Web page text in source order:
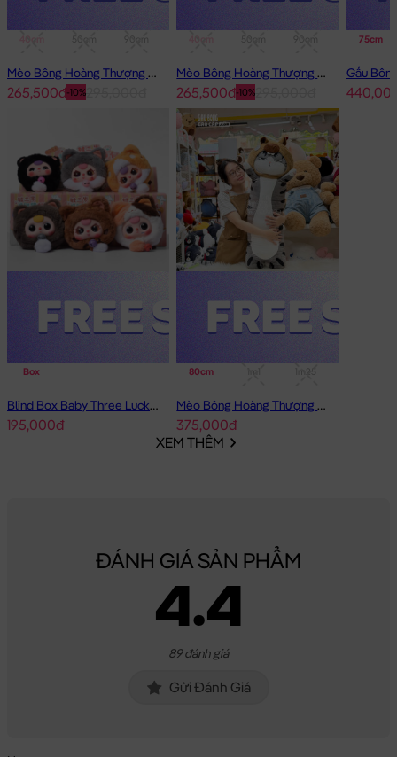
Meo Bông Mèo Mun đen Baby
Meo Bông Mèo Mun đen Baby đang nằm trong danh sách
những sản phẩmGấu Bông Mèo Bông BÁN CHẠY và đang
được các bạn trẻ YÊU THÍCH NHẤT.
Meo Bông Mèo Mun đen Babyđược thiết kế với 1 kích thước
Gấu Bông lớn nhỏ khác nhau: 50cm
Cách đo Size Gấu Bông:
Gấu Ngồi (có chân): được đo từ đầu đến mông + từ
mông đến chân (Theo chữ L)
lông cao cấp, bên trong Gấu được nhồi 100% gòn trắng đàn hồi
tinh khiết, giúp Meo Bông Mèo Mun đen Baby rất căng bông, êm
lập tức bạn sẽ được tích lũy điểm =
giá trị đơn hàng đã mua
cho lần mua kế tiếp.
Đặc biệt, với số điện thoại đã đăng ký, Gấu Bông của
bạn mua sẽ được bảo hành đường chỉ may trọn đời tại Shop.
Gấu của bạn bị bung chỉ? bạn cứ mang gấu đến cửa hàng &
Mèo Bông Hoàng Thượng Cosplay Thỏ Hồng
-10%
265,500đ
1m
Mèo Bông Hoàng Thượng Cosplay Panda
-10%
265,500đ
75cm
Box
Blind Box Baby Three Lucky Cat Mèo Thần Tài Baby Three
195,000đ
80cm
Mèo Bông Hoàng Thượng cosplay Capybara form dài
375,000đ
XEM THÊM
ĐÁNH GIÁ SẢN PHẨM
4.4
89 đánh giá
Gửi Đánh Giá